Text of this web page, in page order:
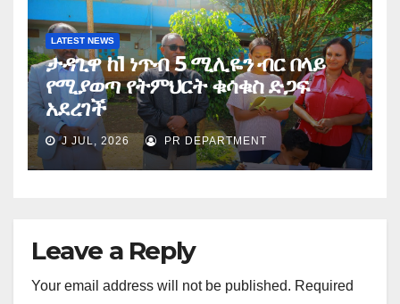
LATEST NEWS
ታዳጊዋ ከ1 ነጥብ 5 ሚሊዬን ብር በላይ
የሚያወጣ የትምህርት ቁሳቁስ ድጋፍ
አደረገች
J JUL, 2026 PR DEPARTMENT
Leave a Reply
Your email address will not be published. Required